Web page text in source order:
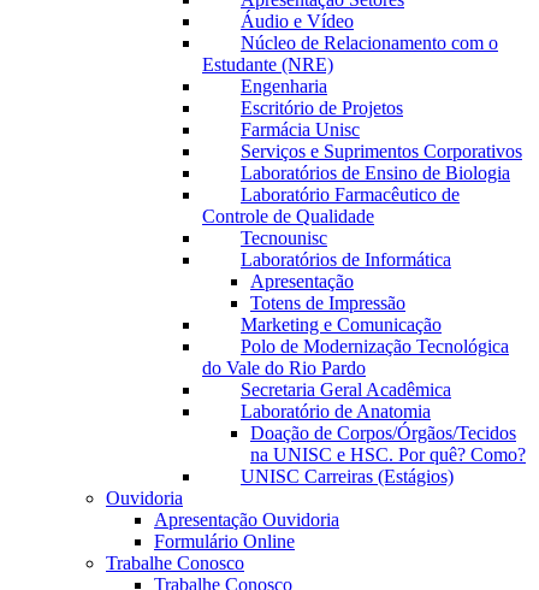
Áudio e Vídeo
Núcleo de Relacionamento com o
Estudante (NRE)
Engenharia
Escritório de Projetos
Farmácia Unisc
Serviços e Suprimentos Corporativos
Laboratórios de Ensino de Biologia
Laboratório Farmacêutico de
Controle de Qualidade
Tecnounisc
Laboratórios de Informática
Apresentação
Totens de Impressão
Marketing e Comunicação
Polo de Modernização Tecnológica
do Vale do Rio Pardo
Secretaria Geral Acadêmica
Laboratório de Anatomia
Doação de Corpos/Órgãos/Tecidos
na UNISC e HSC. Por quê? Como?
UNISC Carreiras (Estágios)
Ouvidoria
Apresentação Ouvidoria
Formulário Online
Trabalhe Conosco
Trabalhe Conosco